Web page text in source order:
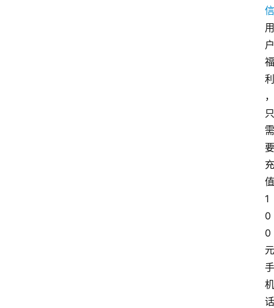
信
用
户
福
利
，
只
需
要
充
值
1
0
0
元
手
机
话